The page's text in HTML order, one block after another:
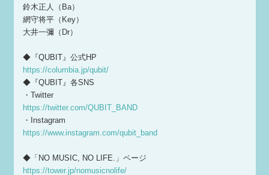
鈴木正人（Ba）
網守将平（Key）
大井一彌（Dr）
◆『QUBIT』公式HP
https://columbia.jp/qubit/
◆『QUBIT』各SNS
・Twitter
https://twitter.com/QUBIT_BAND
・Instagram
https://www.instagram.com/qubit_band
◆「NO MUSIC, NO LIFE.」ページ
https://tower.jp/nomusicnolife/